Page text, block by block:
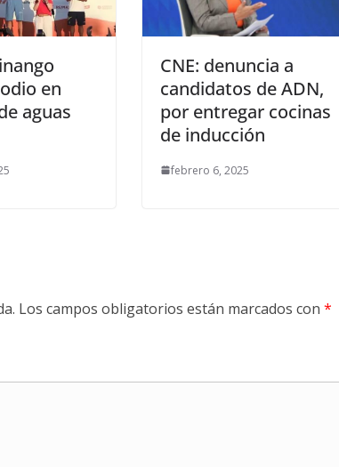
en
aguas
CNE: denuncia a
candidatos de ADN,
por entregar cocinas
de inducción
febrero 6, 2025
Los campos obligatorios están marcados con *